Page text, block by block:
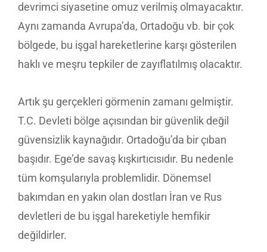
devrimci siyasetine omuz verilmiş olmayacaktır.
Aynı zamanda Avrupa’da, Ortadoğu vb. bir çok
bölgede, bu işgal hareketlerine karşı gösterilen
haklı ve meşru tepkiler de zayıflatılmış olacaktır.
Artık şu gerçekleri görmenin zamanı gelmiştir.
T.C. Devleti bölge açısından bir güvenlik değil
güvensizlik kaynağıdır. Ortadoğu’da bir çıban
başıdır. Ege’de savaş kışkırtıcısıdır. Bu nedenle
tüm komşularıyla problemlidir. Dönemsel
bakımdan en yakın olan dostları İran ve Rus
devletleri de bu işgal hareketiyle hemfikir
değildirler.